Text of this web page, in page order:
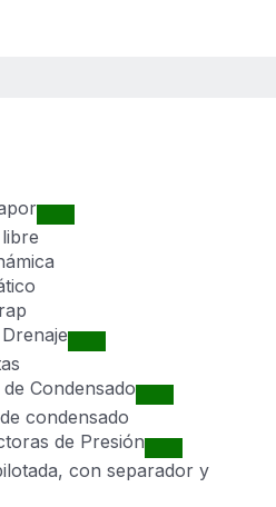
Condensado
condensado
de Presión
con separador y